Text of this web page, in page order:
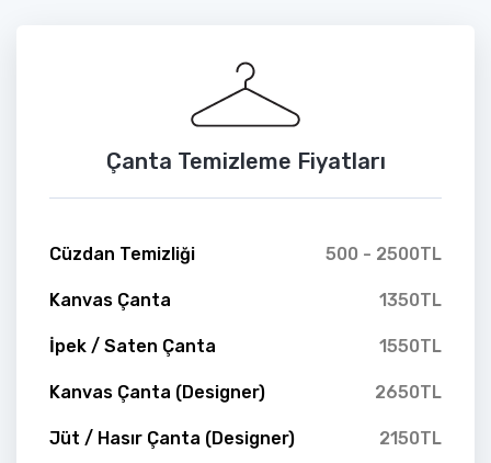
Çanta Temizleme Fiyatları
Cüzdan Temizliği 500 - 2500TL
Kanvas Çanta 1350TL
İpek / Saten Çanta 1550TL
Kanvas Çanta (Designer) 2650TL
Jüt / Hasır Çanta (Designer) 2150TL